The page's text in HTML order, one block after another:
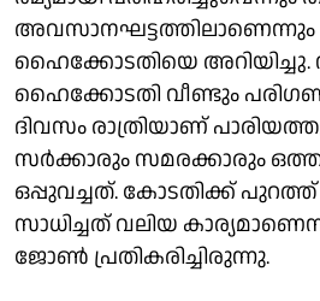
അവസാനഘട്ടത്തിലാണെന്നും
ഹൈക്കോടതിയെ അറിയിച്ചു.
ഹൈക്കോടതി വീണ്ടും
ദിവസം രാത്രിയാണ്
സർക്കാരും സമരക്കാരും
ഒപ്പുവച്ചത്. കോടതിക്ക്
സാധിച്ചത് വലിയ
ജോൺ പ്രതികരിച്ചിരുന്നു.